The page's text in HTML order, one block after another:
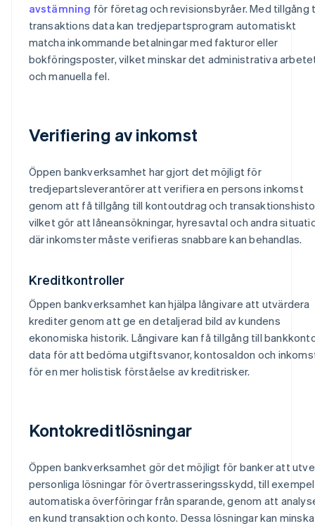
avstämning för företag och revisionsbyråer. Med tillgång
transaktions data kan tredjepartsprogram automatiskt
matcha inkommande betalningar med fakturor eller
bokföringsposter, vilket minskar det administrativa
och manuella fel.
Verifiering av inkomst
Öppen bankverksamhet har gjort det möjligt för
tredjepartsleverantörer att verifiera en persons inkomst
genom att få tillgång till kontoutdrag och
vilket gör att låneansökningar, hyresavtal och andra
där inkomster måste verifieras snabbare kan behandlas.
Kreditkontroller
Öppen bankverksamhet kan hjälpa långivare att utvärdera
krediter genom att ge en detaljerad bild av kundens
ekonomiska historik. Långivare kan få tillgång till
data för att bedöma utgiftsvanor, kontosaldon och
för en mer holistisk förståelse av kreditrisker.
Kontokreditlösningar
Öppen bankverksamhet gör det möjligt för banker att
personliga lösningar för övertrasseringsskydd, till exempel
automatiska överföringar från sparande, genom att
en kund transaktion och konto. Dessa lösningar kan minska